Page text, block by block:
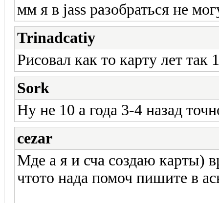
мм я в jass разобраться не
Trinadcatiy
Рисовал как то карту лет так
Sork
Ну не 10 а года 3-4 назад
cezar
Мде а я и сча создаю карты)
чтото нада помоч пишите в